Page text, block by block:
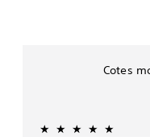
Cotes
★★★★★